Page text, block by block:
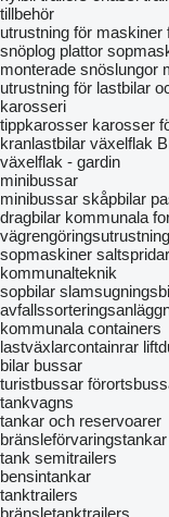
tillbehör
utrustning för
snöplog plattor
monterade snöslungor
utrustning för lastbilar
karosseri
tippkarosser karosser
kranlastbilar växelflak
växelflak - gardin
minibussar
minibussar skåpbilar
dragbilar kommunala
vägrengöringsutrustning
sopmaskiner
kommunalteknik
sopbilar
kommunala containers
lastväxlarcontainrar
bilar bussar
turistbussar
tankvagns
tankar och reservoarer
bränsleförvaringstankar
tank semitrailers
bensintankar
tanktrailers
bränsletanktrailers